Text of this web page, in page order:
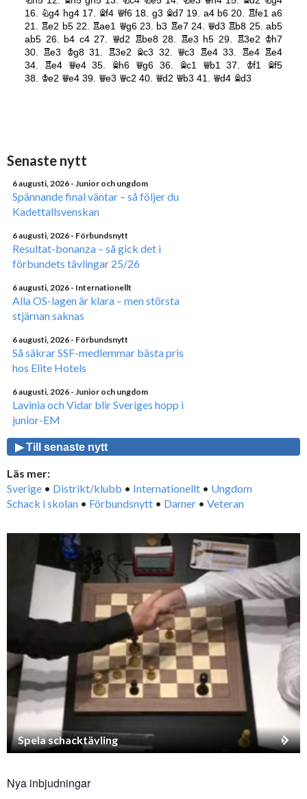
Senaste nytt
6 augusti, 2026 - Junior och ungdom
Spännande final väntar – så följer du
Kadettallsvenskan
6 augusti, 2026 - Förbundsnytt
Resultat-bonanza – så gick det i
förbundets tävlingar 25/26
6 augusti, 2026 - Internationellt
Alla OS-lagen är klara – men största
stjärnan saknas
6 augusti, 2026 - Förbundsnytt
Så säkrar SSF-medlemmar bästa pris
hos Elite Hotels
6 augusti, 2026 - Junior och ungdom
Lavinia och Vidar blir Sveriges hopp i
junior-EM
▶ Till senaste nytt
Läs mer:
Sverige • Distrikt/klubb • Internationellt • Ungdom
Schack i skolan • Förbundsnytt • Damer • Veteran
Spela schacktävling
Nya inbjudningar